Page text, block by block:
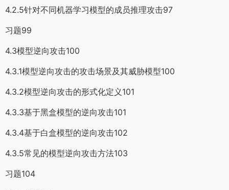
4.2.5针对不同机器学习模型的成员推理攻击97
习题99
4.3模型逆向攻击100
4.3.1模型逆向攻击的攻击场景及其威胁模型100
4.3.2模型逆向攻击的形式化定义101
4.3.3基于黑盒模型的逆向攻击101
4.3.4基于白盒模型的逆向攻击102
4.3.5常见的模型逆向攻击方法103
习题104